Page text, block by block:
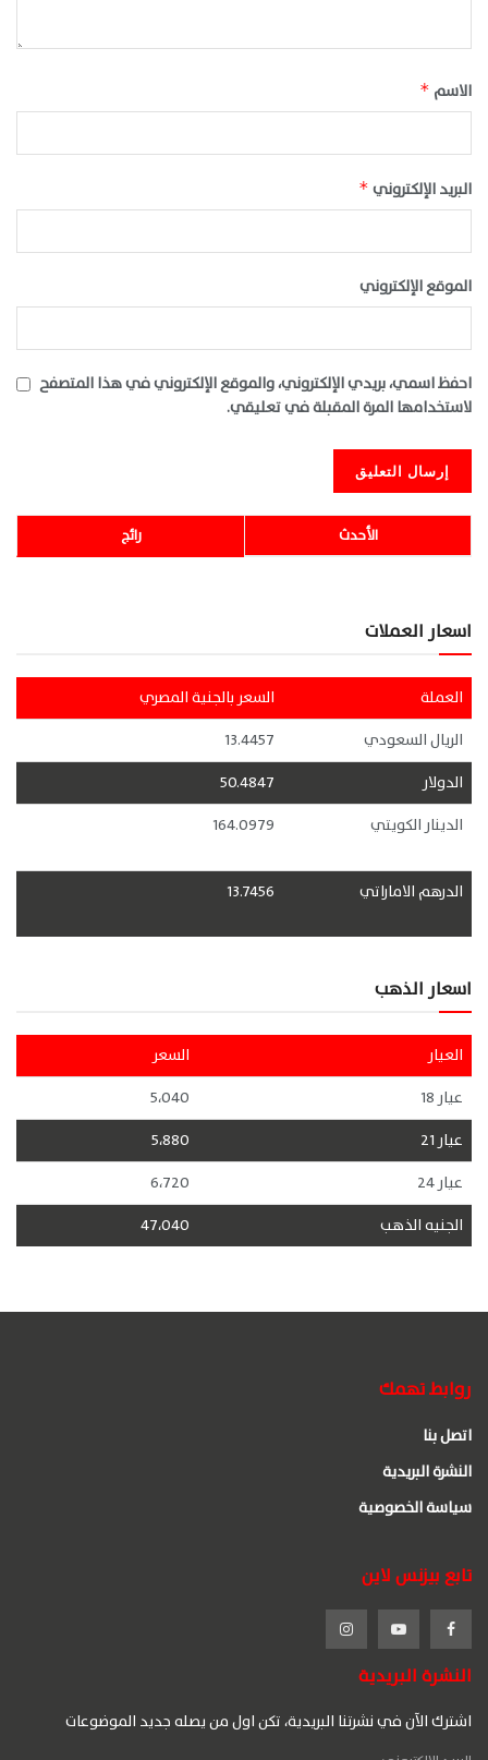
الاسم *
البريد الإلكتروني *
الموقع الإلكتروني
احفظ اسمي، بريدي الإلكتروني، والموقع الإلكتروني في هذا المتصفح
لاستخدامها المرة المقبلة في تعليقي.
رائج الأحدث
اسعار العملات
العملة
السعر بالجنية المصري
الريال السعودي
13.4457
الدولار
50.4847
الدينار الكويتي
164.0979
الدرهم الاماراتي 13.7456
اسعار الذهب
العيار
السعر
عيار 18
5،040
عيار 21
5،880
عيار 24
6،720
الجنيه الذهب
47،040
روابط تهمك
اتصل بنا
النشرة البريدية
سياسة الخصوصية
تابع بيزنس لاين
النشرة البريدية
اشترك الآن في نشرتنا البريدية، تكن اول من يصله جديد الموضوعات